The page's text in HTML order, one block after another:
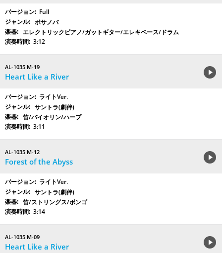
Full
ボサノバ
エレクトリックピアノ/ガットギター/エレキベース/ドラム
3:12
AL-1035 M-19
Heart Like a River
ライトVer.
サントラ(劇伴)
笛/バイオリン/ハープ
3:11
AL-1035 M-12
Forest of the Abyss
ライトVer.
サントラ(劇伴)
笛/ストリングス/ボンゴ
3:14
AL-1035 M-09
Heart Like a River